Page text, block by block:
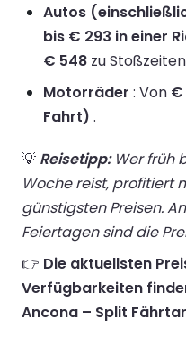
Autos
bis € 293 in einer
€ 548 zu
Motorräder : Von €
Fahrt) .
💡 Reisetipp:Wer früh
Woche reist, profitiert
günstigsten Preisen.
Feiertagen sind die
👉 Die aktuellsten
Verfügbarkeiten
Ancona – Split